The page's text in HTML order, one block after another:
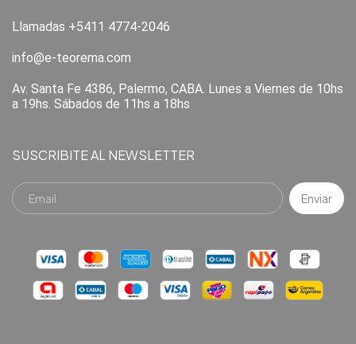
Llamadas +5411 4774-2046
info@e-teorema.com
Av. Santa Fe 4386, Palermo, CABA. Lunes a Viernes de 10hs
a 19hs. Sábados de 11hs a 18hs
SUSCRIBITE AL NEWSLETTER